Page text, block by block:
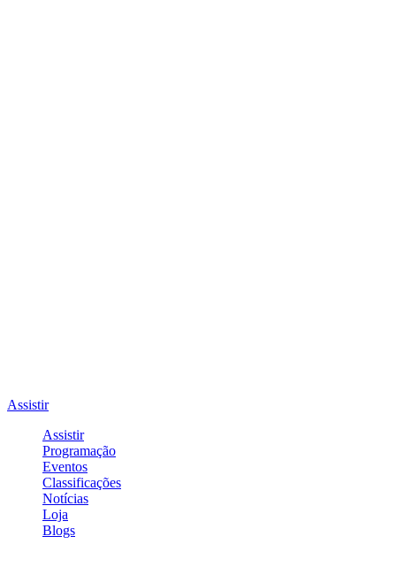
Assistir
Assistir
Programação
Eventos
Classificações
Notícias
Loja
Blogs